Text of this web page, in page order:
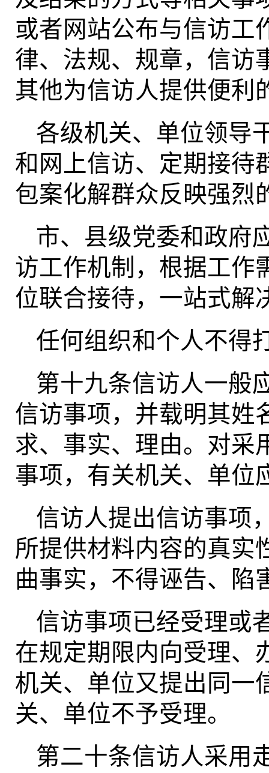
或者网站公布与信访工
律、法规、规章，信访
其他为信访人提供便利
各级机关、单位领导
和网上信访、定期接待
包案化解群众反映强烈
市、县级党委和政府
访工作机制，根据工作
位联合接待，一站式解
任何组织和个人不得
第十九条信访人一般
信访事项，并载明其姓
求、事实、理由。对采
事项，有关机关、单位
信访人提出信访事项
所提供材料内容的真实
曲事实，不得诬告、陷
信访事项已经受理或
在规定期限内向受理、
机关、单位又提出同一
关、单位不予受理。
第二十条信访人采用